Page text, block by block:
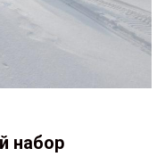
набор